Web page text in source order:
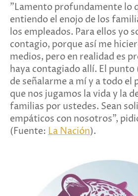
"Lamento profundamente lo
entiendo el enojo de los
los empleados. Para ellos yo
contagio, porque así me
medios, pero en realidad es
haya contagiado allí. El punto
de señalarme a mí y a todo el
que nos jugamos la vida y la
familias por ustedes. Sean
empáticos con nosotros",
(Fuente: La Nación).